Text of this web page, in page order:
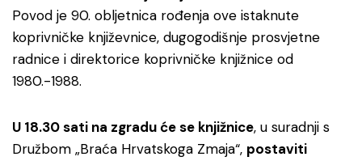
Povod je 90. obljetnica rođenja ove istaknute
koprivničke književnice, dugogodišnje prosvjetne
radnice i direktorice koprivničke knjižnice od
1980.-1988.
U 18.30 sati na zgradu će se knjižnice, u suradnji s
Družbom „Braća Hrvatskoga Zmaja“, postaviti